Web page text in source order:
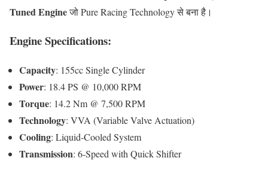
Tuned Engineजो Pure Racing Technology से बना है।
Engine Specifications:
Capacity: 155cc Single Cylinder
Power: 18.4 PS @ 10,000 RPM
Torque: 14.2 Nm @ 7,500 RPM
Technology: VVA (Variable Valve Actuation)
Cooling: Liquid-Cooled System
Transmission: 6-Speed with Quick Shifter